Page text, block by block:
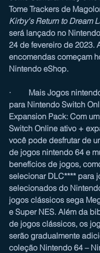
Tome Trackers de
Kirby's Return to Dream
será lançado no
24 de fevereiro de 2023.
encomendas começam
Nintendo eShop.
·         Mais Jogos
para Nintendo Switch
Expansion Pack: Com
Switch Online ativo +
você pode desfrutar de
de jogos nintendo 64 e
benefícios de jogos,
selecionar DLC**** para
selecionados do
jogos clássicos sega
e Super NES. Além da
de jogos clássicos, os
serão gradualmente
coleção Nintendo 64 –